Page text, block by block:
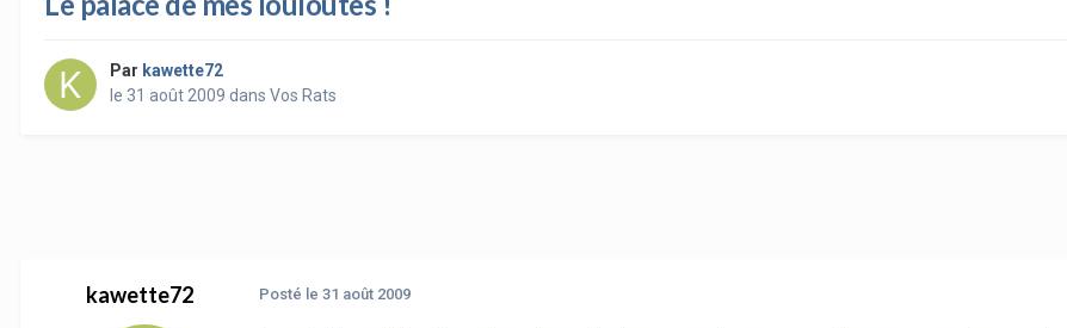
Par kawette72
le 31 août 2009 dans Vos Rats
kawette72 Posté le 31 août 2009